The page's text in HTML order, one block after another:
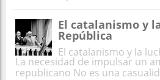
El catalanismo y
República
El catalanismo y la
La necesidad de impulsar un
republicano No es una